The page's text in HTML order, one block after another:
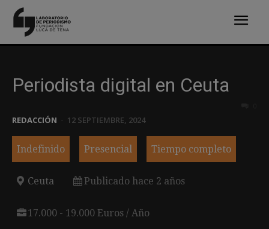
Periodista digital en Ceuta
REDACCIÓN 12 SEPTIEMBRE, 2024
Indefinido Presencial Tiempo completo
Ceuta Publicado hace 2 años
17.000 - 19.000 Euros / Año